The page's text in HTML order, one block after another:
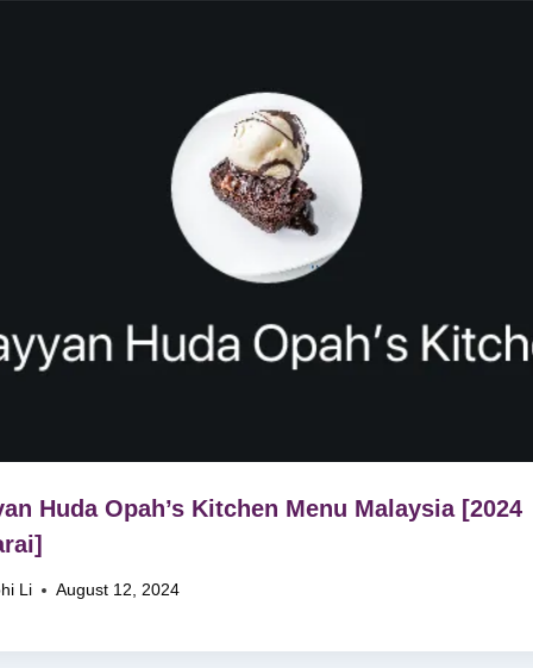
Huda Opah’s Kitchen Menu Malaysia [2024
Li August 12, 2024